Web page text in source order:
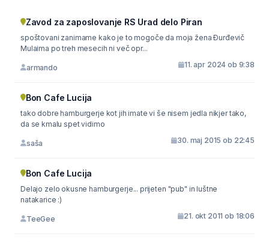
Zavod za zaposlovanje RS Urad delo Piran
spoštovani zanimame kako je to mogoče da moja žena Đurđevič
Mulaima po treh mesecih ni več opr...
armando 11. apr 2024 ob 9:38
Bon Cafe Lucija
tako dobre hamburgerje kot jih imate vi še nisem jedla nikjer tako,
da se kmalu spet vidimo
saša 30. maj 2015 ob 22:45
Bon Cafe Lucija
Delajo zelo okusne hamburgerje... prijeten "pub" in luštne
natakarice :)
TeeGee 21. okt 2011 ob 18:06